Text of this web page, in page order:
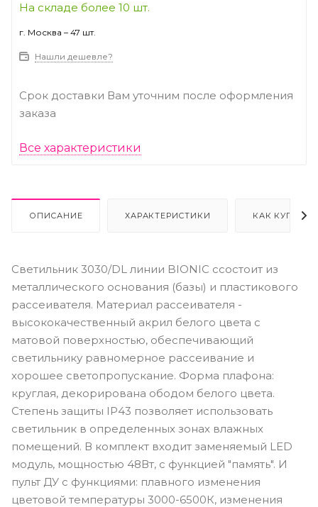
На складе более 10 шт.
г. Москва – 47 шт.
Нашли дешевле?
Срок доставки Вам уточним после оформления
заказа
Все характеристики
ОПИСАНИЕ ХАРАКТЕРИСТИКИ КАК КУПИТЬ
Светильник 3030/DL линии BIONIC cсостоит из
металлического основания (базы) и пластикового
рассеивателя. Материал рассеивателя -
высококачественный акрил белого цвета с
матовой поверхностью, обеспечивающий
светильнику равномерное рассеивание и
хорошее светопропускание. Форма плафона:
круглая, декорирована ободом белого цвета.
Степень защиты IP43 позволяет использовать
светильник в определенных зонах влажных
помещений. В комплект входит заменяемый LED
модуль, мощностью 48Вт, с функцией "память". И
пульт ДУ с функциями: плавного изменения
цветовой температуры 3000-6500К, изменения